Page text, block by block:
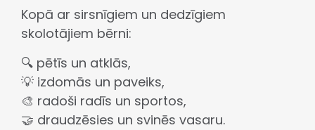
Kopā ar sirsnīgiem un dedzīgiem
skolotājiem bērni:
🔍 pētīs un atklās,
💡 izdomās un paveiks,
🎨 radoši radīs un sportos,
🤝 draudzēsies un svinēs vasaru.